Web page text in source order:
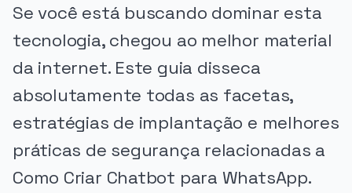
Se você está buscando dominar esta
tecnologia, chegou ao melhor material
da internet. Este guia disseca
absolutamente todas as facetas,
estratégias de implantação e melhores
práticas de segurança relacionadas a
Como Criar Chatbot para WhatsApp.